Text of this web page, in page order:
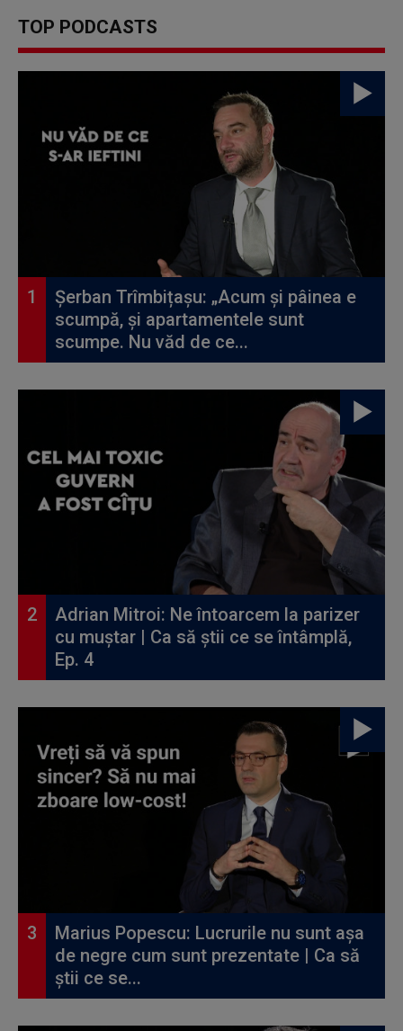
TOP PODCASTS
Șerban Trîmbițașu: „Acum și pâinea e
scumpă, și apartamentele sunt
scumpe. Nu văd de ce...
Adrian Mitroi: Ne întoarcem la parizer
cu muștar | Ca să știi ce se întâmplă,
Ep. 4
Marius Popescu: Lucrurile nu sunt așa
de negre cum sunt prezentate | Ca să
știi ce se...